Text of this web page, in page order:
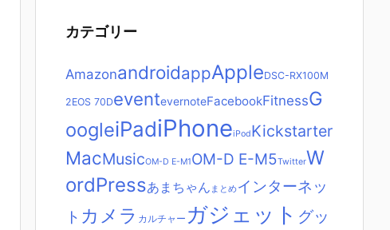
ブ
カテゴリー
AmazonandroidappAppleDSC-RX100M
2EOS 70DeventevernoteFacebookFitnessG
oogleiPadiPhoneiPodKickstarter
MacMusicOM-D E-M1OM-D E-M5TwitterW
ordPressあまちゃん まとめインターネッ
ト カメラ カルチャー ガジェット グッ